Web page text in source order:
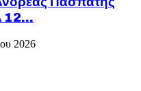
12...
2026